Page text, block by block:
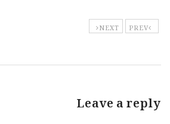
PREV
NEXT
Leave a reply